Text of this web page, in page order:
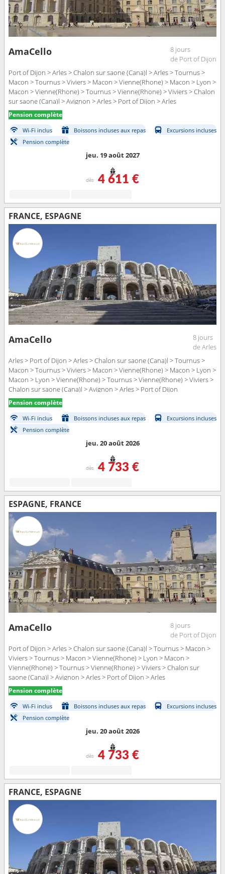
AmaCello
8 jours
de Port of Dijon
Port of Dijon > Arles > Chalon sur saone (Cana)l > Arles > Tournus >
Macon > Tournus > Viviers > Macon > Vienne(Rhone) > Macon > Lyon >
Macon > Vienne(Rhone) > Tournus > Vienne(Rhone) > Viviers > Chalon
sur saone (Cana)l > Avignon > Arles > Port of Dijon > Arles
Pension complète
Wi-Fi inclus Boissons incluses aux repas
Excursions incluses
Pension complète
jeu. 19 août 2027
dès 4 611 €
FRANCE, ESPAGNE
AmaCello
8 jours
de Arles
Arles > Port of Dijon > Arles > Chalon sur saone (Cana)l > Tournus >
Macon > Tournus > Viviers > Macon > Vienne(Rhone) > Macon > Lyon >
Macon > Lyon > Vienne(Rhone) > Tournus > Vienne(Rhone) > Viviers >
Chalon sur saone (Cana)l > Avignon > Arles > Port of Dijon
Pension complète
Wi-Fi inclus Boissons incluses aux repas
Excursions incluses
Pension complète
jeu. 20 août 2026
dès 4 733 €
ESPAGNE, FRANCE
AmaCello
8 jours
de Port of Dijon
Port of Dijon > Arles > Chalon sur saone (Cana)l > Tournus > Macon >
Viviers > Tournus > Macon > Vienne(Rhone) > Lyon > Macon >
Vienne(Rhone) > Tournus > Vienne(Rhone) > Viviers > Chalon sur
saone (Cana)l > Avignon > Arles > Port of Dijon > Arles
Pension complète
Wi-Fi inclus Boissons incluses aux repas
Excursions incluses
Pension complète
jeu. 20 août 2026
dès 4 733 €
FRANCE, ESPAGNE